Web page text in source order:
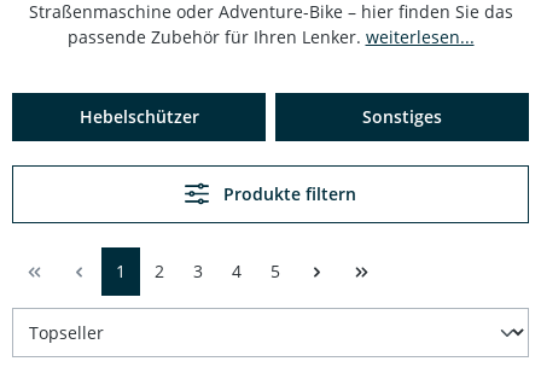
Straßenmaschine oder Adventure-Bike – hier finden Sie das
passende Zubehör für Ihren Lenker. weiterlesen...
Hebelschützer Sonstiges
Produkte filtern
1 2 3 4 5